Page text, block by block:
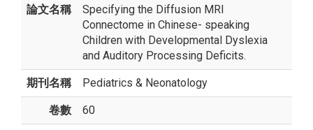
論文名稱
Specifying the Diffusion MRI
Connectome in Chinese- speaking
Children with Developmental Dyslexia
and Auditory Processing Deficits.
期刊名稱 Pediatrics & Neonatology
卷數 60